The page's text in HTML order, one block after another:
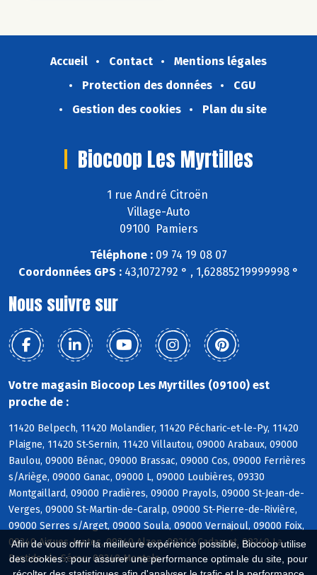
Afin de vous offrir la meilleure expérience possible, Biocoop utilise
des cookies : pour assurer une performance optimale du site, pour
Accueil Contact
Mentions légales
Protection des données
CGU
Gestion des cookies
Plan du site
Biocoop Les Myrtilles
1 rue André Citroën
Village-Auto
09100 Pamiers
Téléphone : 09 74 19 08 07
Coordonnées GPS : 43,1072792 ° , 1,62885219999998 °
Nous suivre sur
Votre magasin Biocoop Les Myrtilles (09100) est
proche de :
11420 Belpech, 11420 Molandier, 11420 Pécharic-et-le-Py, 11420
Plaigne, 11420 St-Sernin, 11420 Villautou, 09000 Arabaux, 09000
Baulou, 09000 Bénac, 09000 Brassac, 09000 Cos, 09000 Ferrières
s/Ariège, 09000 Ganac, 09000 L, 09000 Loubières, 09330
Montgaillard, 09000 Pradières, 09000 Prayols, 09000 St-Jean-de-
Verges, 09000 St-Martin-de-Caralp, 09000 St-Pierre-de-Rivière,
09000 Serres s/Arget, 09000 Soula, 09000 Vernajoul, 09000 Foix,
09240 Aigues-Juntes, 09240 Alzen, 09240 Cadarcet, 09240 La
Bastide-de-Sérou, 09240 Montels